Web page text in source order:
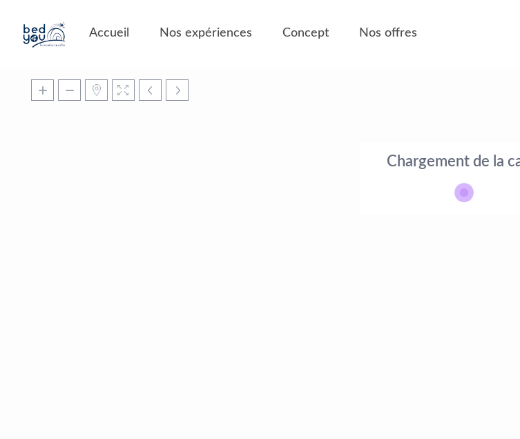
Accueil Nos expériences Concept Nos offres
Chargement de la